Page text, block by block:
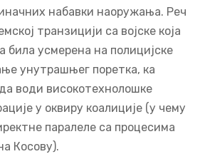
набавки наоружања. Реч
транзицији са војске која
била усмерена на полицијске
унутрашњег поретка, ка
води високотехнолошке
у оквиру коалиције (у чему
паралеле са процесима
Косову).